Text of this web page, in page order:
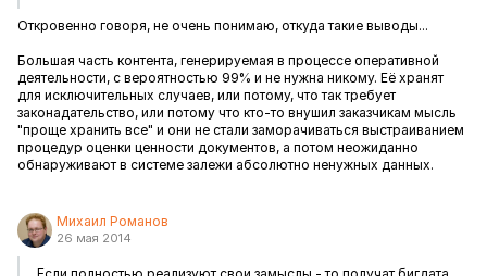
Откровенно говоря, не очень понимаю, откуда такие выводы...
Большая часть контента, генерируемая в процессе оперативной
деятельности, с вероятностью 99% и не нужна никому. Её хранят
для исключительных случаев, или потому, что так требует
законадательство, или потому что кто-то внушил заказчикам мысль
"проще хранить все" и они не стали заморачиваться выстраиванием
процедур оценки ценности документов, а потом неожиданно
обнаруживают в системе залежи абсолютно ненужных данных.
Михаил Романов
26 мая 2014